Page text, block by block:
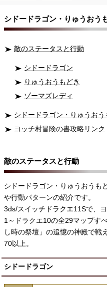
シドードラゴン・りゅうおう
敵のステータスと行動
シドードラゴン
りゅうおうもどき
ゾーマズレディ
シドードラゴン・りゅうお
ヨッチ村冒険の書攻略リンク
敵のステータスと行動
シドードラゴン・りゅうおうも
や行動パターンの紹介です。
3ds/スイッチドラクエ11Sで、
1～ドラクエ10の全29マップす
し時の祭壇」の追憶の神殿で戦
70以上。
シドードラゴン